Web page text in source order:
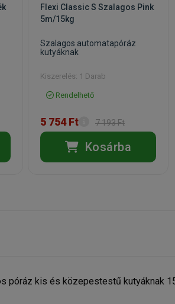
Flexi Classic S Szalagos Pink
5m/15kg
Szalagos automatapóráz
kutyáknak
Kiszerelés: 1 Darab
Rendelhető
5 754 Ft 7 193 Ft
Kosárba
póráz kis és közepestestű kutyáknak